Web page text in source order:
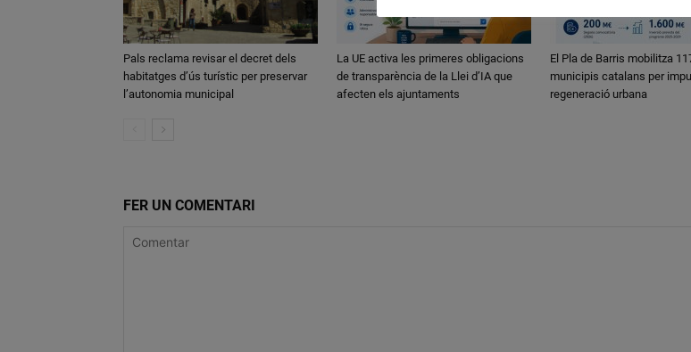
Pals reclama revisar el decret dels
habitatges d’ús turístic per preservar
l’autonomia municipal
La UE activa les primeres obligacions
de transparència de la Llei d’IA que
afecten els ajuntaments
El Pla de Barris mobilitza
municipis catalans per
regeneració urbana
FER UN COMENTARI